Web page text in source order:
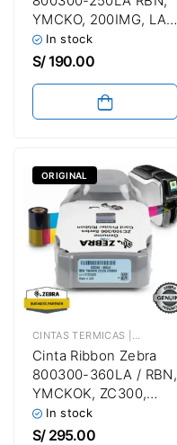
YMCKO, 200IMG, LA |
Para Impresora De
Fotochecks Zebra
200 Imágenes
In stock
S/190.00
ORIGINAL
CINTAS TERMICAS | TICKETERAS | LAMINADAS | ETIQUETADORAS | CONTINUAS ADHESIVAS
Cinta Ribbon Zebra
800300-360LA / RBN,
YMCKOK, ZC300,
200IMG | Para
Impresora De
In stock
S/295.00